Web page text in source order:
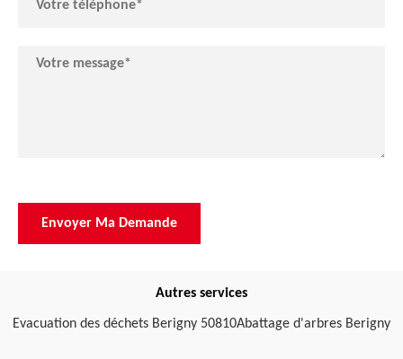
Autres services
Evacuation des déchets Berigny 50810Abattage d'arbres Berigny